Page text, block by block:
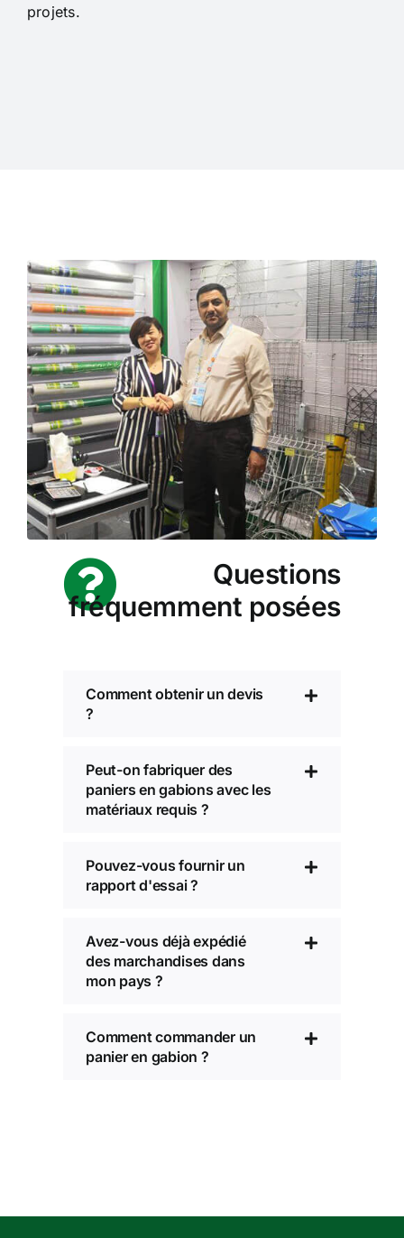
projets.
Questions
fréquemment posées
Comment obtenir un devis
?
Peut-on fabriquer des
paniers en gabions avec les
matériaux requis ?
Pouvez-vous fournir un
rapport d'essai ?
Avez-vous déjà expédié
des marchandises dans
mon pays ?
Comment commander un
panier en gabion ?